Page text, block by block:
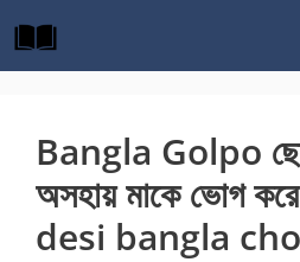
to
content
Bangla Golpo
অসহায় মাকে ভোগ
desi bangla